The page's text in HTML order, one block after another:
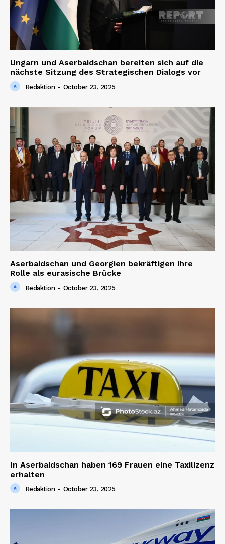
Ungarn und Aserbaidschan bereiten sich auf die
nächste Sitzung des Strategischen Dialogs vor
Redaktion - October 23, 2025
Aserbaidschan und Georgien bekräftigen ihre
Rolle als eurasische Brücke
Redaktion - October 23, 2025
In Aserbaidschan haben 169 Frauen eine Taxilizenz
erhalten
Redaktion - October 23, 2025